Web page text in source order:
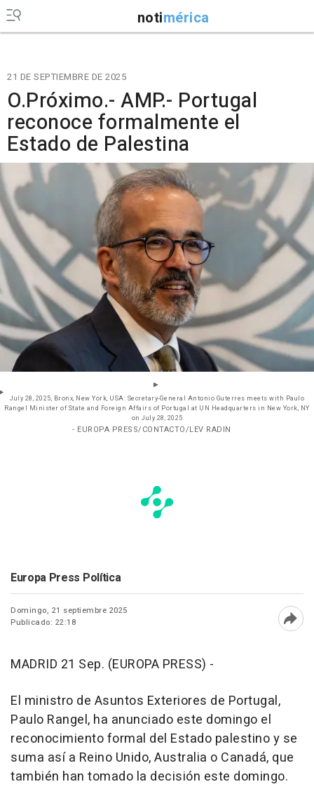
notimérica
21 DE SEPTIEMBRE DE 2025
O.Próximo.- AMP.- Portugal
reconoce formalmente el
Estado de Palestina
July 28, 2025, Bronx, New York, USA: Secretary-General Antonio Guterres meets with Paulo
Rangel Minister of State and Foreign Affairs of Portugal at UN Headquarters in New York, NY
on July 28, 2025
- EUROPA PRESS/CONTACTO/LEV RADIN
Europa Press Política
Domingo, 21 septiembre 2025
Publicado: 22:18
MADRID 21 Sep. (EUROPA PRESS) -
El ministro de Asuntos Exteriores de Portugal,
Paulo Rangel, ha anunciado este domingo el
reconocimiento formal del Estado palestino y se
suma así a Reino Unido, Australia o Canadá, que
también han tomado la decisión este domingo.